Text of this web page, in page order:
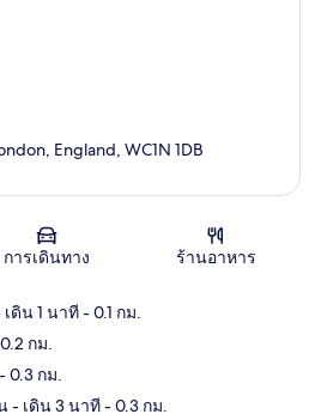
แผนที่
England, WC1N 1DB
การเดินทาง ร้านอาหาร
เดิน 1 นาที- 0.1 กม.
กม.
- 0.3 กม.
- เดิน 3 นาที- 0.3 กม.